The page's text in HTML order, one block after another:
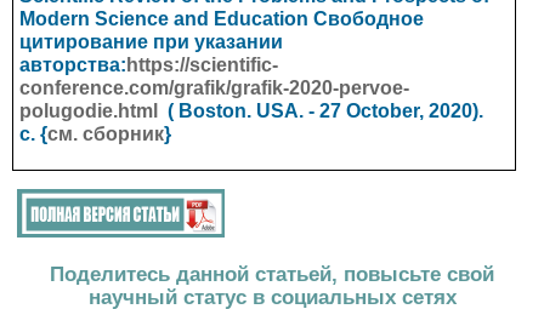
Modern Science and Education Свободное
цитирование при указании
авторства: https://scientific-
conference.com/grafik/grafik-2020-pervoe-
polugodie.html
( Boston. USA. - 27 October, 2020).
с. {см. сборник}
Поделитесь данной статьей, повысьте свой
научный статус в социальных сетях